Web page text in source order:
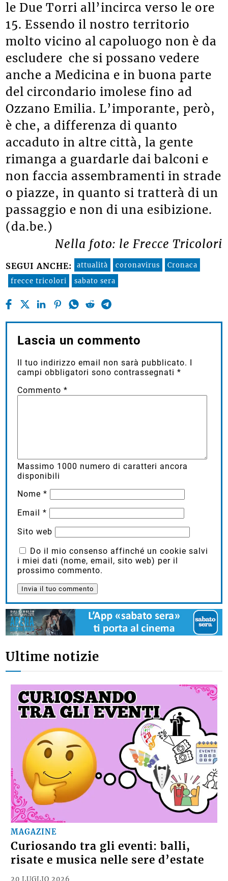
le Due Torri all’incirca verso le ore
15. Essendo il nostro territorio
molto vicino al capoluogo non è da
escludere che si possano vedere
anche a Medicina e in buona parte
del circondario imolese fino ad
Ozzano Emilia. L’imporante, però,
è che, a differenza di quanto
accaduto in altre città, la gente
rimanga a guardarle dai balconi e
non faccia assembramenti in strade
o piazze, in quanto si tratterà di un
passaggio e non di una esibizione.
(da.be.)
Nella foto: le Frecce Tricolori
SEGUI ANCHE: attualità coronavirus
Cronaca
frecce tricolori
sabato sera
Lascia un commento
Il tuo indirizzo email non sarà pubblicato. I
campi obbligatori sono contrassegnati*
Commento*
Massimo 1000 numero di caratteri ancora
disponibili
Nome*
Email*
Sito web
Do il mio consenso affinché un cookie salvi
i miei dati (nome, email, sito web) per il
prossimo commento.
Ultime notizie
MAGAZINE
Curiosando tra gli eventi: balli,
risate e musica nelle sere d’estate
20 LUGLIO 2026